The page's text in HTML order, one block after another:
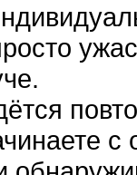
с